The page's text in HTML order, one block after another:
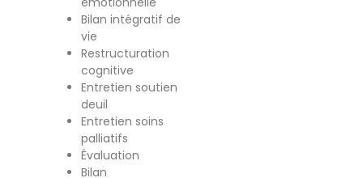
Bilan intégratif de
vie
Restructuration
cognitive
Entretien soutien
deuil
Entretien soins
palliatifs
Évaluation
Bilan